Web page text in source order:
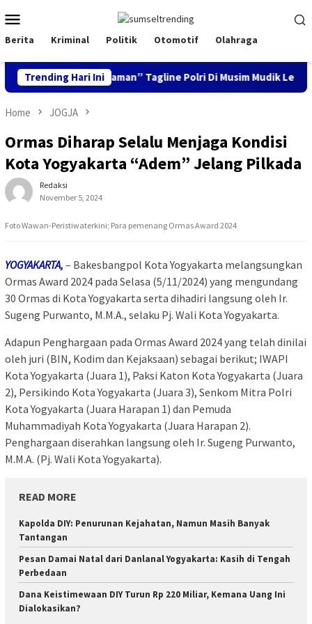
to
contentMenu
Berita Kriminal Politik Otomotif Olahraga
Trending Hari Ini
Keluarga Nyaman” Tagline Polri Di Musim Mudik Lebaran
Home JOGJA
Ormas Diharap Selalu Menjaga Kondisi
Kota Yogyakarta “Adem” Jelang Pilkada
Redaksi
November 5, 2024
Foto Wawan-Peristiwaterkini; Para pemenang Ormas Award 2024
YOGYAKARTA, – Bakesbangpol Kota Yogyakarta melangsungkan
Ormas Award 2024 pada Selasa (5/11/2024) yang mengundang
30 Ormas di Kota Yogyakarta serta dihadiri langsung oleh Ir.
Sugeng Purwanto, M.M.A., selaku Pj. Wali Kota Yogyakarta.
Adapun Penghargaan pada Ormas Award 2024 yang telah dinilai
oleh juri (BIN, Kodim dan Kejaksaan) sebagai berikut; IWAPI
Kota Yogyakarta (Juara 1), Paksi Katon Kota Yogyakarta (Juara
2), Persikindo Kota Yogyakarta (Juara 3), Senkom Mitra Polri
Kota Yogyakarta (Juara Harapan 1) dan Pemuda
Muhammadiyah Kota Yogyakarta (Juara Harapan 2).
Penghargaan diserahkan langsung oleh Ir. Sugeng Purwanto,
M.M.A. (Pj. Wali Kota Yogyakarta).
READ MORE
Kapolda DIY: Penurunan Kejahatan, Namun Masih Banyak
Tantangan
Pesan Damai Natal dari Danlanal Yogyakarta: Kasih di Tengah
Perbedaan
Dana Keistimewaan DIY Turun Rp 220 Miliar, Kemana Uang Ini
Dialokasikan?